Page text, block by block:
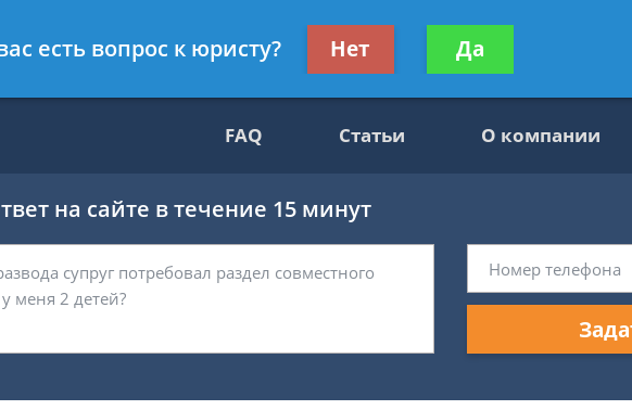
Получите консультацию
бесплатно
FAQ Статьи О компании
на сайте в течение 15 минут
есть вопрос к юристу? Нет Да